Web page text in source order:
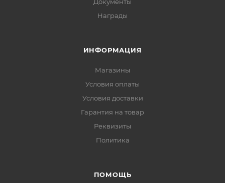
Награды
ИНФОРМАЦИЯ
Магазины
Условия оплаты
Условия доставки
Гарантия на товар
Реквизиты
Политика
ПОМОЩЬ